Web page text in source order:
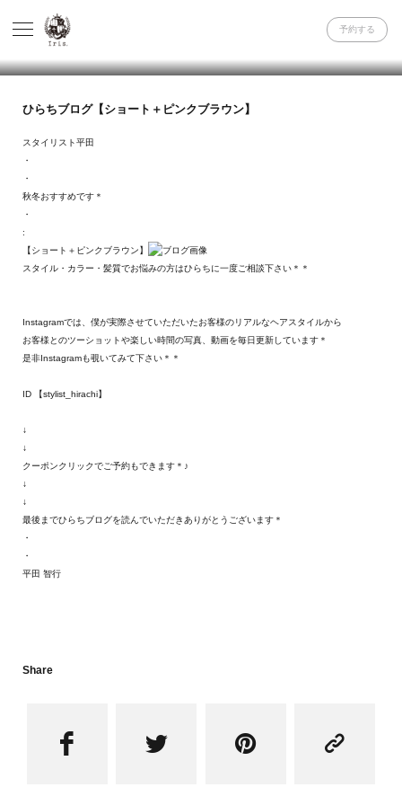
予約する
ひらちブログ【ショート＋ピンクブラウン】
スタイリスト平田
・
・
秋冬おすすめです＊
・
:
【ショート＋ピンクブラウン】
スタイル・カラー・髪質でお悩みの方はひらちに一度ご相談下さい＊＊
Instagramでは、僕が実際させていただいたお客様のリアルなヘアスタイルから
お客様とのツーショットや楽しい時間の写真、動画を毎日更新しています＊
是非Instagramも覗いてみて下さい＊＊
ID 【stylist_hirachi】
↓
↓
クーポンクリックでご予約もできます＊♪
↓
↓
最後までひらちブログを読んでいただきありがとうございます＊
・
・
平田 智行
Share
   